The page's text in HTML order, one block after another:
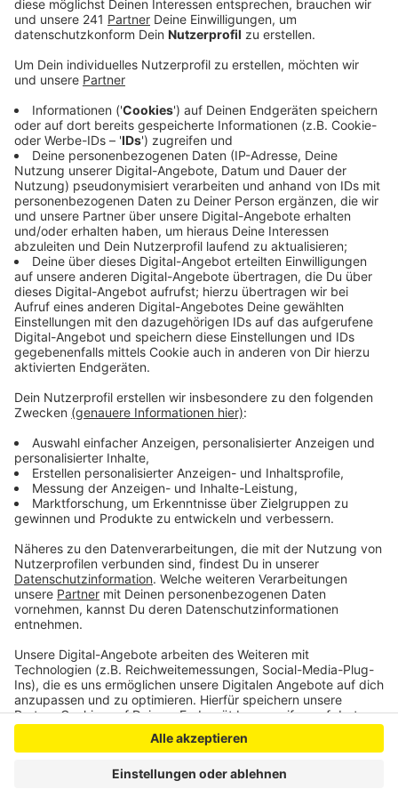
Anzeige
Veröffentlicht:Freitag, 12.04.2019 13:17
Anzeige
Einige wurden einfach nur mit weißen Strichen
verunstaltet.
Falls sich die Farbe mit Wasser nicht abwaschen lasse,
könne man die Schmierereien nicht mehr entfernen, da
man sonst die Rinde und somit den Baum beschädigen
würde, so die Stadt weiter. Die Stadt Bonn hat jetzt
Strafanzeige erstattet. Wer etwas beobachtet hat,
soll sich bei der Bonner Polizei melden.
JaBü
Anzeige
melden: info-stadtgruen(at)bonn.deoder telefonisch
unter 0228 – 77 44 99.
Anzeige